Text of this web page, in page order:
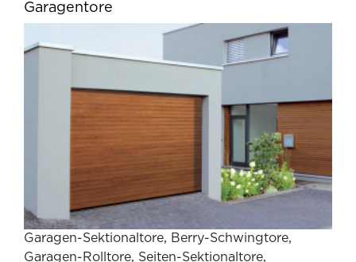
Garagentore
Garagen-Sektionaltore, Berry-Schwingtore,
Garagen-Rolltore, Seiten-Sektionaltore,